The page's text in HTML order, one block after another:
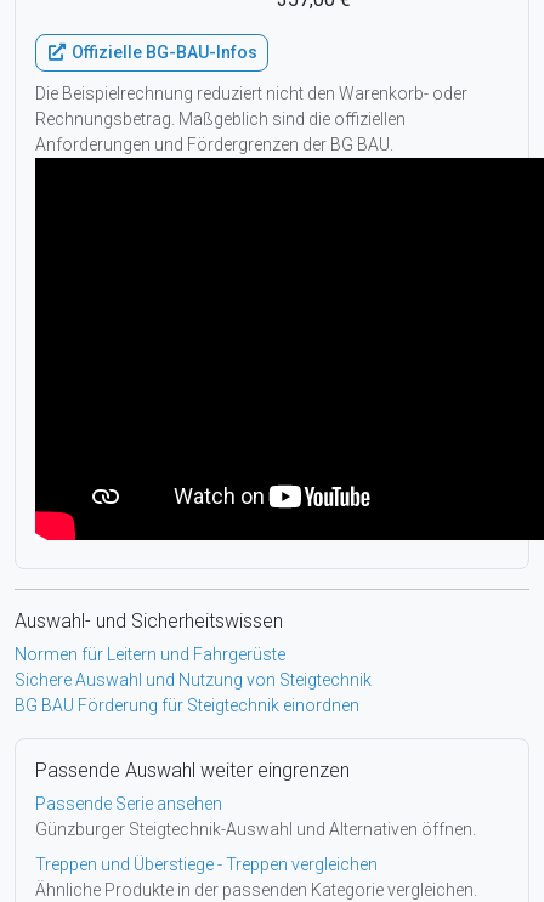
Offizielle BG-BAU-Infos
Die Beispielrechnung reduziert nicht den Warenkorb- oder
Rechnungsbetrag. Maßgeblich sind die offiziellen
Anforderungen und Fördergrenzen der BG BAU.
Auswahl- und Sicherheitswissen
Normen für Leitern und Fahrgerüste
Sichere Auswahl und Nutzung von Steigtechnik
BG BAU Förderung für Steigtechnik einordnen
Passende Auswahl weiter eingrenzen
Passende Serie ansehen
Günzburger Steigtechnik-Auswahl und Alternativen öffnen.
Treppen und Überstiege - Treppen vergleichen
Ähnliche Produkte in der passenden Kategorie vergleichen.